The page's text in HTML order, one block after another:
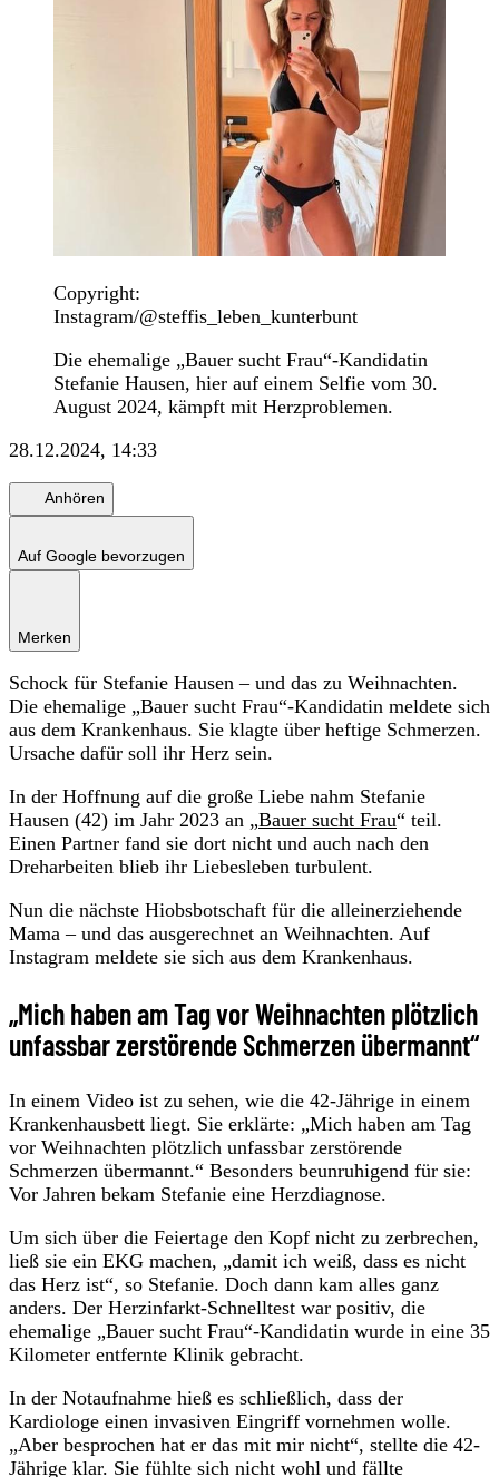
Copyright:
Instagram/@steffis_leben_kunterbunt
Die ehemalige „Bauer sucht Frau“-Kandidatin
Stefanie Hausen, hier auf einem Selfie vom 30.
August 2024, kämpft mit Herzproblemen.
28.12.2024, 14:33
Anhören
Auf Google bevorzugen
Merken
Schock für Stefanie Hausen – und das zu Weihnachten.
Die ehemalige „Bauer sucht Frau“-Kandidatin meldete sich
aus dem Krankenhaus. Sie klagte über heftige Schmerzen.
Ursache dafür soll ihr Herz sein.
In der Hoffnung auf die große Liebe nahm Stefanie
Hausen (42) im Jahr 2023 an „Bauer sucht Frau“ teil.
Einen Partner fand sie dort nicht und auch nach den
Dreharbeiten blieb ihr Liebesleben turbulent.
Nun die nächste Hiobsbotschaft für die alleinerziehende
Mama – und das ausgerechnet an Weihnachten. Auf
Instagram meldete sie sich aus dem Krankenhaus.
„Mich haben am Tag vor Weihnachten plötzlich
unfassbar zerstörende Schmerzen übermannt“
In einem Video ist zu sehen, wie die 42-Jährige in einem
Krankenhausbett liegt. Sie erklärte: „Mich haben am Tag
vor Weihnachten plötzlich unfassbar zerstörende
Schmerzen übermannt.“ Besonders beunruhigend für sie:
Vor Jahren bekam Stefanie eine Herzdiagnose.
Um sich über die Feiertage den Kopf nicht zu zerbrechen,
ließ sie ein EKG machen, „damit ich weiß, dass es nicht
das Herz ist“, so Stefanie. Doch dann kam alles ganz
anders. Der Herzinfarkt-Schnelltest war positiv, die
ehemalige „Bauer sucht Frau“-Kandidatin wurde in eine 35
Kilometer entfernte Klinik gebracht.
In der Notaufnahme hieß es schließlich, dass der
Kardiologe einen invasiven Eingriff vornehmen wolle.
„Aber besprochen hat er das mit mir nicht“, stellte die 42-
Jährige klar. Sie fühlte sich nicht wohl und fällte